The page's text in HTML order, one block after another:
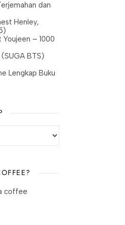
dan
Henley,
Youjeen – 1000
BTS)
Lengkap Buku
coffee